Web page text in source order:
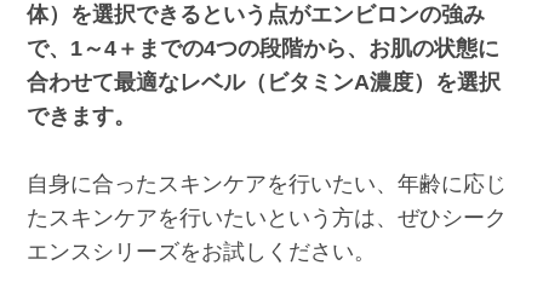
体）を選択できるという点がエンビロンの強み
で、1～4＋までの4つの段階から、お肌の状態に
合わせて最適なレベル（ビタミンA濃度）を選択
できます。
自身に合ったスキンケアを行いたい、年齢に応じ
たスキンケアを行いたいという方は、ぜひシーク
エンスシリーズをお試しください。